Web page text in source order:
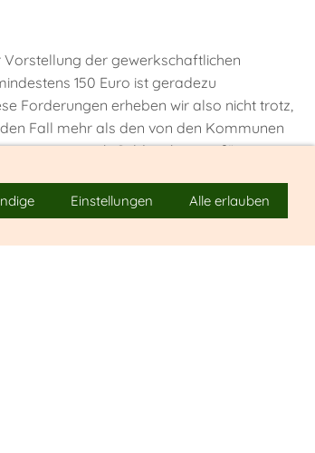
Vorstellung der gewerkschaftlichen
150 Euro ist geradezu
Forderungen erheben wir also nicht trotz,
Fall mehr als den von den Kommunen
sogar noch Geld mitbringen?“
bei der Arbeitszeit endlich
Einstellungen Alle erlauben